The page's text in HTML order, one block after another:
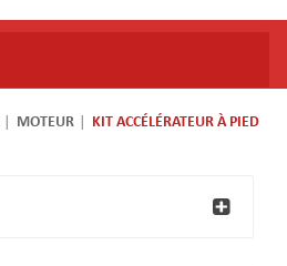
MOTEUR KIT ACCÉLÉRATEUR À PIED